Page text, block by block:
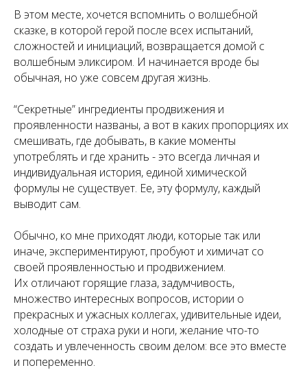
В этом месте, хочется вспомнить о волшебной
сказке, в которой герой после всех испытаний,
сложностей и инициаций, возвращается домой с
волшебным эликсиром. И начинается вроде бы
обычная, но уже совсем другая жизнь.
“Секретные” ингредиенты продвижения и
проявленности названы, а вот в каких пропорциях их
смешивать, где добывать, в какие моменты
употреблять и где хранить - это всегда личная и
индивидуальная история, единой химической
формулы не существует. Ее, эту формулу, каждый
выводит сам.
Обычно, ко мне приходят люди, которые так или
иначе, экспериментируют, пробуют и химичат со
своей проявленностью и продвижением.
Их отличают горящие глаза, задумчивость,
множество интересных вопросов, истории о
прекрасных и ужасных коллегах, удивительные идеи,
холодные от страха руки и ноги, желание что-то
создать и увлеченность своим делом: все это вместе
и попеременно.